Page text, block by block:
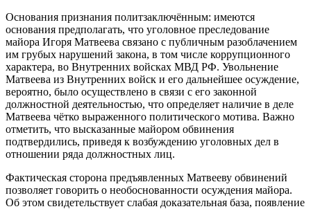
Основания признания политзаключённым: имеются
основания предполагать, что уголовное преследование
майора Игоря Матвеева связано с публичным разоблачением
им грубых нарушений закона, в том числе коррупционного
характера, во Внутренних войсках МВД РФ. Увольнение
Матвеева из Внутренних войск и его дальнейшее осуждение,
вероятно, было осуществлено в связи с его законной
должностной деятельностью, что определяет наличие в деле
Матвеева чётко выраженного политического мотива. Важно
отметить, что высказанные майором обвинения
подтвердились, приведя к возбуждению уголовных дел в
отношении ряда должностных лиц.
Фактическая сторона предъявленных Матвееву обвинений
позволяет говорить о необоснованности осуждения майора.
Об этом свидетельствует слабая доказательная база, появление